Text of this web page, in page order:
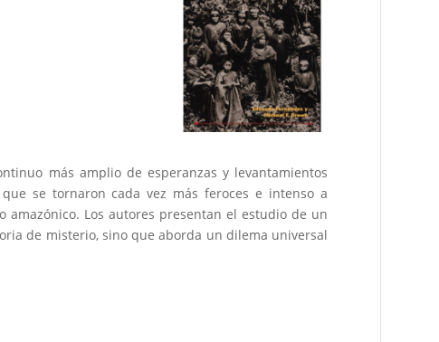
más amplio de esperanzas y levantamientos
se tornaron cada vez más feroces e intenso a
Los autores presentan el estudio de un
de misterio, sino que aborda un dilema universal